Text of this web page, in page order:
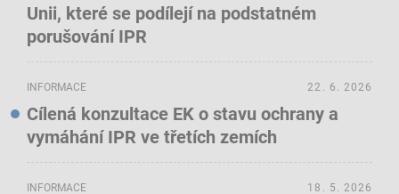
Unii, které se podílejí na podstatném
porušování IPR
INFORMACE
Cílená konzultace EK o stavu ochrany a
vymáhání IPR ve třetích zemích
22. 6. 2026
INFORMACE 18. 5. 2026